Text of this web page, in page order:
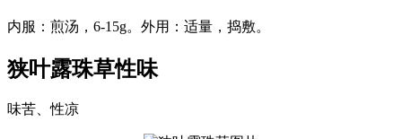
内服：煎汤，6-15g。外用：适量，捣敷。
狭叶露珠草性味
味苦、性凉